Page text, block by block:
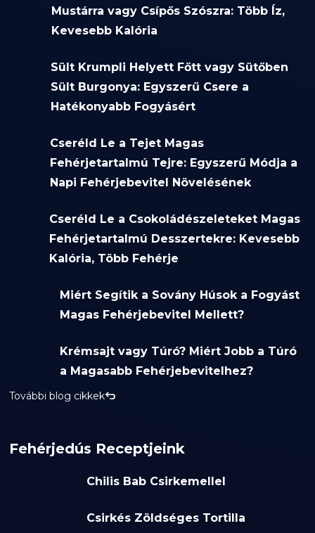
Mustárra vagy Csípős Szószra: Több Íz,
Kevesebb Kalória
Sült Krumpli Helyett Főtt vagy Sütőben
Sült Burgonya: Egyszerű Csere a
Hatékonyabb Fogyásért
Cseréld Le a Tejet Magas
Fehérjetartalmú Tejre: Egyszerű Módja a
Napi Fehérjebevitel Növelésének
Cseréld Le a Csokoládészeleteket Magas
Fehérjetartalmú Desszertekre: Kevesebb
Kalória, Több Fehérje
Miért Segítik a Sovány Húsok a Fogyást
Magas Fehérjebevitel Mellett?
Krémsajt vagy Túró? Miért Jobb a Túró
a Magasabb Fehérjebevitelhez?
További blog cikkek
Fehérjedús Receptjeink
Chilis Bab Csirkemellel
Csirkés Zöldséges Tortilla